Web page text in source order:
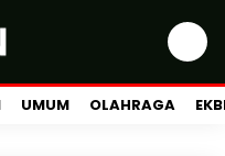
UMUM OLAHRAGA